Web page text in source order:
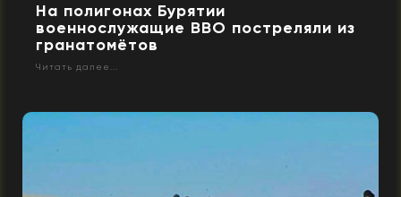
На полигонах Бурятии
военнослужащие ВВО постреляли из
гранатомётов
Читать далее...